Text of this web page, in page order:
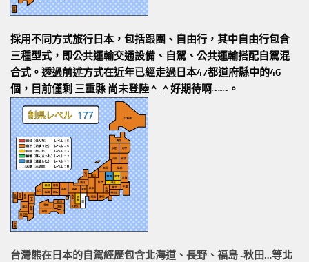
採用不同方式旅行日本，包括跟團、自由行，其中自由行包含
三種型式，即公共運輸交通設備、自駕、公共運輸搭配自駕混
合式。透過前述方式在近年已經走過日本47都道府縣中的46
個，目前僅剩 三重縣 尚未登陸 ^_^ 好期待啊~~~。
台灣熊在日本的自駕經歷包含北海道、長野、福島~秋田…等北